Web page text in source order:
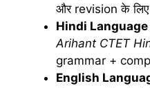
और revision के
Hindi Language
Arihant CTET
grammar +
English